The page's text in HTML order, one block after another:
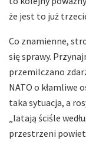
że jest to już
Co znamienne,
się sprawy.
przemilczano
NATO o kłamliwe
taka sytuacja, a
„latają ściśle
przestrzeni